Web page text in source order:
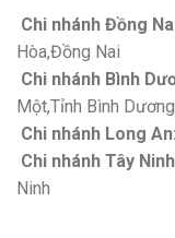
Chi nhánh Đồng
Hòa,Đồng Nai
Chi nhánh Bình
Một,Tỉnh Bình Dương
Chi nhánh Long An:
Chi nhánh Tây
Ninh